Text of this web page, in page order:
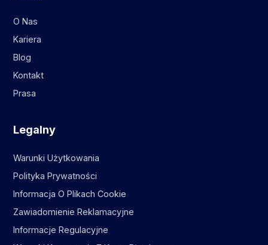
O Nas
Kariera
Blog
Kontakt
Prasa
Legalny
Warunki Użytkowania
Polityka Prywatności
Informacja O Plikach Cookie
Zawiadomienie Reklamacyjne
Informacje Regulacyjne